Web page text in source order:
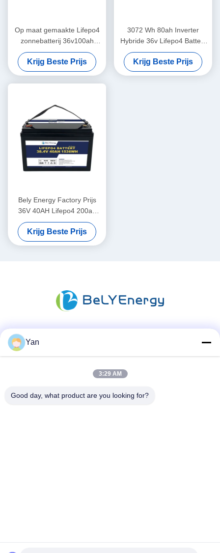
Op maat gemaakte Lifepo4
zonnebatterij 36v100ah
3840Wh Voor energieopslag
thuisgebruik
Krijg Beste Prijs
3072 Wh 80ah Inverter
Hybride 36v Lifepo4 Batterij
voor boten
Krijg Beste Prijs
Bely Energy Factory Prijs
36V 40AH Lifepo4 200ah
Voor EV Marine
Krijg Beste Prijs
Yan
3:29 AM
Good day, what product are you looking for?